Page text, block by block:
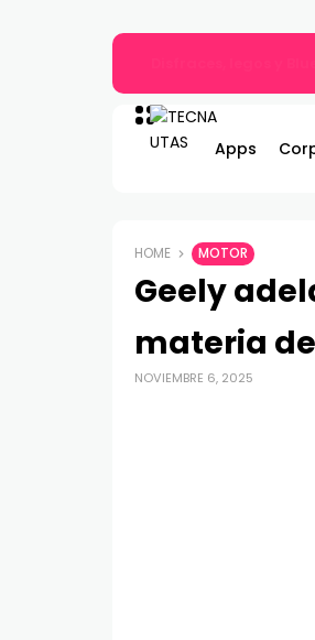
Apps
HOME MOTOR
Geely
materia
NOVIEMBRE 6, 2025